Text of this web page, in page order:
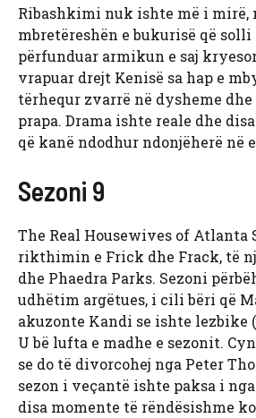
Ribashkimi nuk ishte më i mirë,
mbretëreshën e bukurisë që
përfunduar armikun e saj
vrapuar drejt Kenisë sa hap e
tërhequr zvarrë në dysheme
prapa. Drama ishte reale dhe
që kanë ndodhur ndonjëherë
Sezoni 9
The Real Housewives of Atlanta
rikthimin e Frick dhe Frack, të
dhe Phaedra Parks. Sezoni
udhëtim argëtues, i cili bëri që
akuzonte Kandi se ishte lezbike
U bë lufta e madhe e sezonit.
se do të divorcohej nga Peter
sezon i veçantë ishte paksa i
disa momente të rëndësishme